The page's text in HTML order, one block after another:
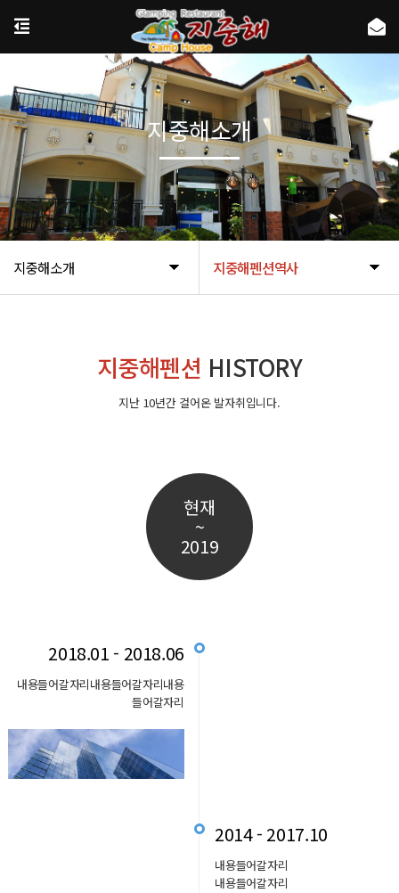
지중해소개 지중해펜션역사
지중해소개
지중해펜션 HISTORY
지난 10년간 걸어온 발자취입니다.
현재
~
2019
2018.01 - 2018.06
내용들어갈자리내용들어갈자리내용
들어갈자리
2014 - 2017.10
내용들어갈자리
내용들어갈자리